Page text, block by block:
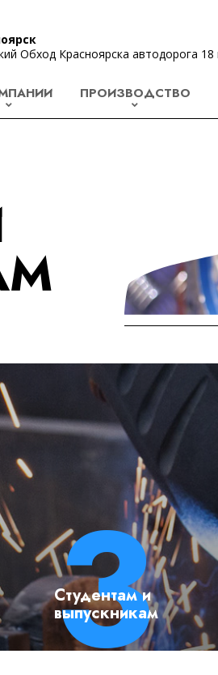
Обход Красноярска автодорога 18
ПРОИЗВОДСТВО
Студентам и
выпускникам